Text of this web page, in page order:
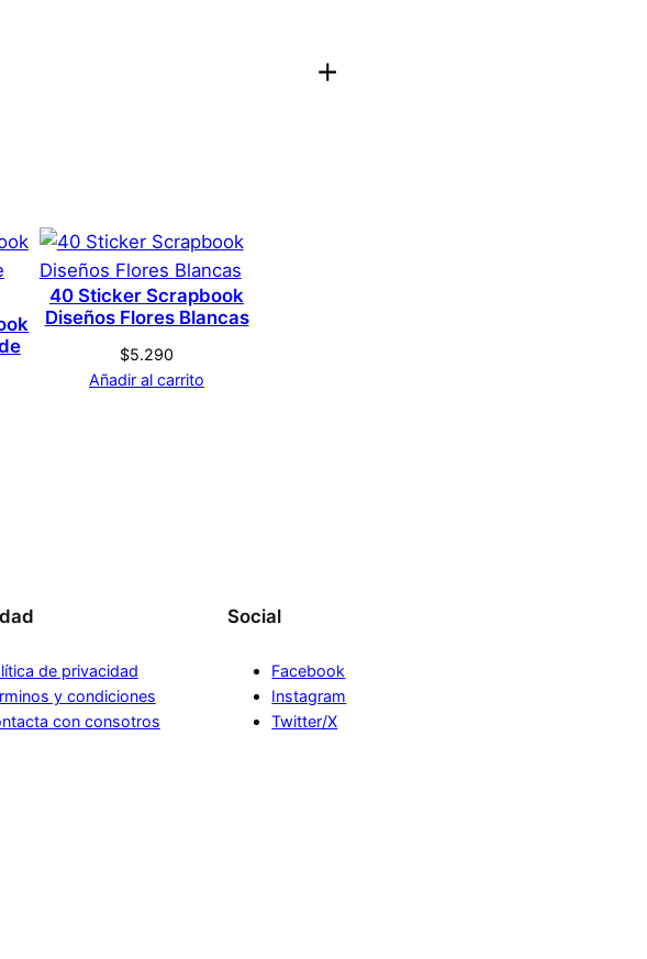
hacer una valoración.Acceder
40 Sticker Scrapbook
Diseños Flores Blancas
$5.290
Añadir al carrito
de privacidad
y condiciones
con consotros
Social
Facebook
Instagram
Twitter/X